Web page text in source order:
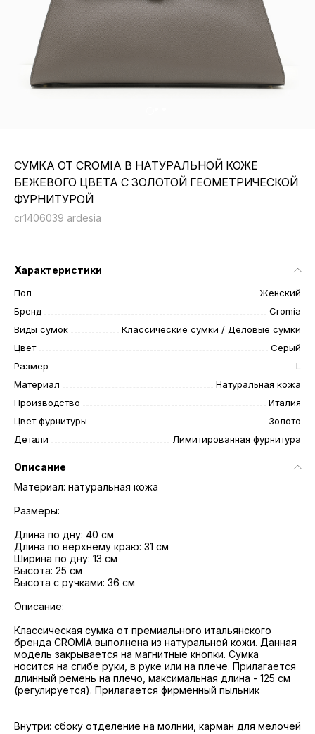
СУМКА ОТ CROMIA В НАТУРАЛЬНОЙ КОЖЕ
БЕЖЕВОГО ЦВЕТА С ЗОЛОТОЙ ГЕОМЕТРИЧЕСКОЙ
ФУРНИТУРОЙ
cr1406039 ardesia
Характеристики
Пол
Женский
Бренд
Cromia
Виды сумок
Классические сумки / Деловые сумки
Цвет
Серый
Размер
L
Материал
Натуральная кожа
Производство
Италия
Цвет фурнитуры
Золото
Детали
Лимитированная фурнитура
Описание
Материал: натуральная кожа
Размеры:
Длина по дну: 40 см
Длина по верхнему краю: 31 см
Ширина по дну: 13 см
Высота: 25 см
Высота с ручками: 36 см
Описание:
Классическая сумка от премиального итальянского
бренда CROMIA выполнена из натуральной кожи. Данная
модель закрывается на магнитные кнопки. Сумка
носится на сгибе руки, в руке или на плече. Прилагается
длинный ремень на плечо, максимальная длина - 125 см
(регулируется). Прилагается фирменный пыльник
Внутри: сбоку отделение на молнии, карман для мелочей